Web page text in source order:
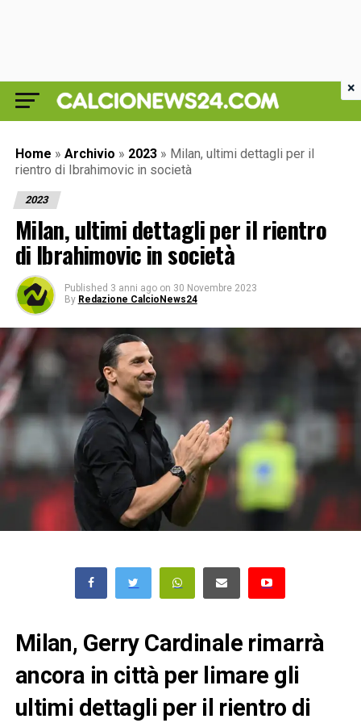
Home » Archivio » 2023 » Milan, ultimi dettagli per il
rientro di Ibrahimovic in società
2023
Milan, ultimi dettagli per il rientro
di Ibrahimovic in società
Published 3 anni ago on 30 Novembre 2023
By Redazione CalcioNews24
Milan, Gerry Cardinale rimarrà
ancora in città per limare gli
ultimi dettagli per il rientro di
×